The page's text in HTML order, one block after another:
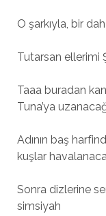
O şarkıyla, bir
Tutarsan ellerimi
Taaa buradan
Tuna’ya
Adının baş
kuşlar
Sonra dizlerine
simsiyah